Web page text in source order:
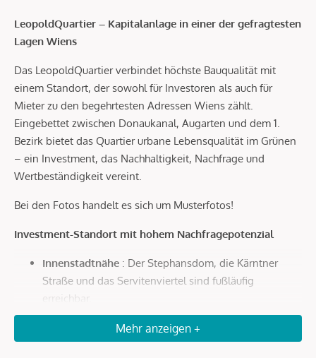
LeopoldQuartier – Kapitalanlage in einer der gefragtesten
Lagen Wiens
Das LeopoldQuartier verbindet höchste Bauqualität mit
einem Standort, der sowohl für Investoren als auch für
Mieter zu den begehrtesten Adressen Wiens zählt.
Eingebettet zwischen Donaukanal, Augarten und dem 1.
Bezirk bietet das Quartier urbane Lebensqualität im Grünen
– ein Investment, das Nachhaltigkeit, Nachfrage und
Wertbeständigkeit vereint.
Bei den Fotos handelt es sich um Musterfotos!
Investment-Standort mit hohem Nachfragepotenzial
Innenstadtnähe : Der Stephansdom, die Kärntner
Straße und das Servitenviertel sind fußläufig
erreichbar.
Optimale Anbindung: In wenigen Minuten zur U4
Roßauer Lände, zum Hauptbahnhof und in nur 20
Mehr anzeigen +